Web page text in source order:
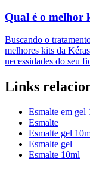
Qual é o melhor
Buscando o
melhores kits da
necessidades do seu
Links
Esmalte em gel
Esmalte
Esmalte gel
Esmalte gel
Esmalte 10ml